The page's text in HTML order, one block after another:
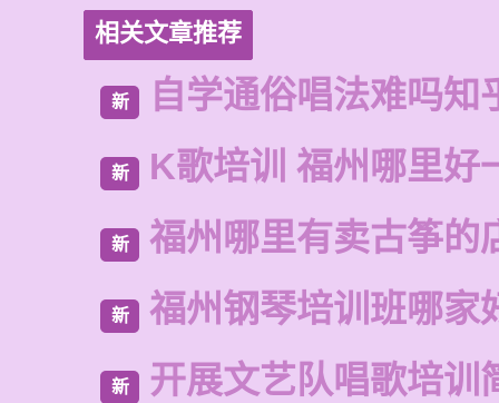
相关文章推荐
新 自学通俗唱法难吗知
新 K歌培训 福州哪里好
新 福州哪里有卖古筝的
新 福州钢琴培训班哪家
新 开展文艺队唱歌培训